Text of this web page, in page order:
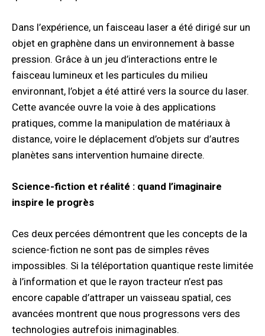
Dans l’expérience, un faisceau laser a été dirigé sur un
objet en graphène dans un environnement à basse
pression. Grâce à un jeu d’interactions entre le
faisceau lumineux et les particules du milieu
environnant, l’objet a été attiré vers la source du laser.
Cette avancée ouvre la voie à des applications
pratiques, comme la manipulation de matériaux à
distance, voire le déplacement d’objets sur d’autres
planètes sans intervention humaine directe.
Science-fiction et réalité : quand l’imaginaire
inspire le progrès
Ces deux percées démontrent que les concepts de la
science-fiction ne sont pas de simples rêves
impossibles. Si la téléportation quantique reste limitée
à l’information et que le rayon tracteur n’est pas
encore capable d’attraper un vaisseau spatial, ces
avancées montrent que nous progressons vers des
technologies autrefois inimaginables.